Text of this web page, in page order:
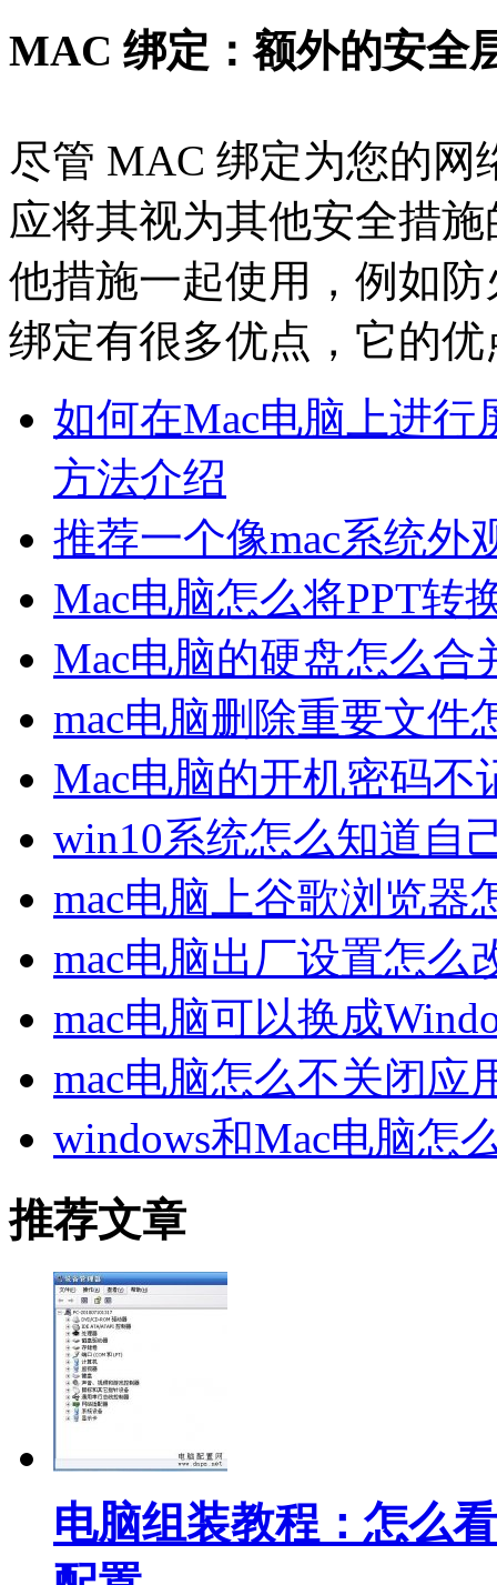
MAC 绑定：额外的安全
尽管 MAC 绑定为您的网
应将其视为其他安全措
他措施一起使用，例如
绑定有很多优点，它的
如何在Mac电脑上进行
方法介绍
推荐一个像mac系统外
Mac电脑怎么将PPT转
Mac电脑的硬盘怎么合
mac电脑删除重要文件
Mac电脑的开机密码不
win10系统怎么知道自
mac电脑上谷歌浏览器
mac电脑出厂设置怎么
mac电脑可以换成
mac电脑怎么不关闭应
windows和Mac电脑怎
推荐文章
电脑组装教程：怎么